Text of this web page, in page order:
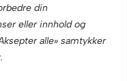
din
eller innhold og
alle» samtykker
Designet av